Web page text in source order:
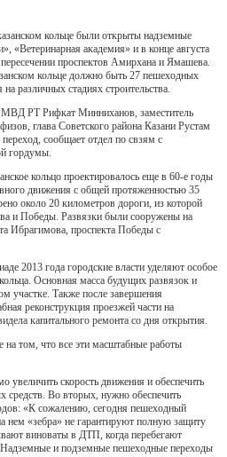
кольце были открыты надземные
«Ветеринарная академия» и в конце августа
проспектов Амирхана и Ямашева.
кольце должно быть 27 пешеходных
различных стадиях строительства.
РТ Рифкат Минниханов, заместитель
глава Советского района Казани Рустам
сообщает отдел по свзям с
гордумы.
кольцо проектировалось еще в 60-е годы
движения с общей протяженностью 35
около 20 километров дороги, из которой
и Победы. Развязки были сооружены на
Ибрагимова, проспекта Победы с
2013 года городские власти уделяют особое
Основная масса будущих развязок и
участке. Также после завершения
реконструкция проезжей части на
капитального ремонта со дня открытия.
том, что все эти масштабные работы
увеличить скорость движения и обеспечить
средств. Во вторых, нужно обеспечить
«К сожалению, сегодня пешеходный
нем «зебра» не гарантируют полную защиту
виноваты в ДТП, когда перебегают
и подземные пешеходные переходы